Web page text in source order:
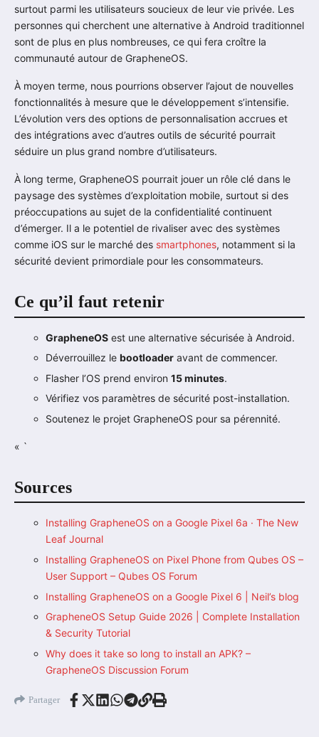
surtout parmi les utilisateurs soucieux de leur vie privée. Les
personnes qui cherchent une alternative à Android traditionnel
sont de plus en plus nombreuses, ce qui fera croître la
communauté autour de GrapheneOS.
À moyen terme, nous pourrions observer l’ajout de nouvelles
fonctionnalités à mesure que le développement s’intensifie.
L’évolution vers des options de personnalisation accrues et
des intégrations avec d’autres outils de sécurité pourrait
séduire un plus grand nombre d’utilisateurs.
À long terme, GrapheneOS pourrait jouer un rôle clé dans le
paysage des systèmes d’exploitation mobile, surtout si des
préoccupations au sujet de la confidentialité continuent
d’émerger. Il a le potentiel de rivaliser avec des systèmes
comme iOS sur le marché des smartphones, notamment si la
sécurité devient primordiale pour les consommateurs.
Ce qu’il faut retenir
GrapheneOS est une alternative sécurisée à Android.
Déverrouillez le bootloader avant de commencer.
Flasher l’OS prend environ 15 minutes.
Vérifiez vos paramètres de sécurité post-installation.
Soutenez le projet GrapheneOS pour sa pérennité.
« `
Sources
Installing GrapheneOS on a Google Pixel 6a · The New
Leaf Journal
Installing GrapheneOS on Pixel Phone from Qubes OS –
User Support – Qubes OS Forum
Installing GrapheneOS on a Google Pixel 6 | Neil’s blog
GrapheneOS Setup Guide 2026 | Complete Installation
& Security Tutorial
Why does it take so long to install an APK? –
GrapheneOS Discussion Forum
Partager